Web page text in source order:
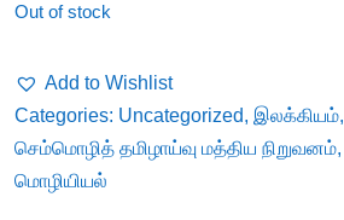
Out of stock
Add to Wishlist
Categories: Uncategorized, இலக்கியம்,
செம்மொழித் தமிழாய்வு மத்திய நிறுவனம்,
மொழியியல்